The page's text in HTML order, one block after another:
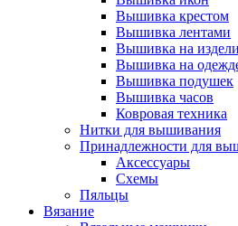
Вышивка крестом
Вышивка лентами
Вышивка на
Вышивка на
Вышивка подушек
Вышивка часов
Ковровая техника
Нитки для вышивания
Принадлежности для
Аксессуары
Схемы
Пяльцы
Вязание